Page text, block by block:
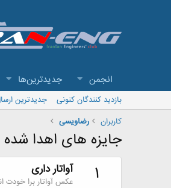
انجمن جدیدترین‌ها
بازدید کنندگان کنونی جدیدترین
کاربران
رضاویسی
جایزه های اهدا
1
آواتار داری
عکس آواتار برا خودت